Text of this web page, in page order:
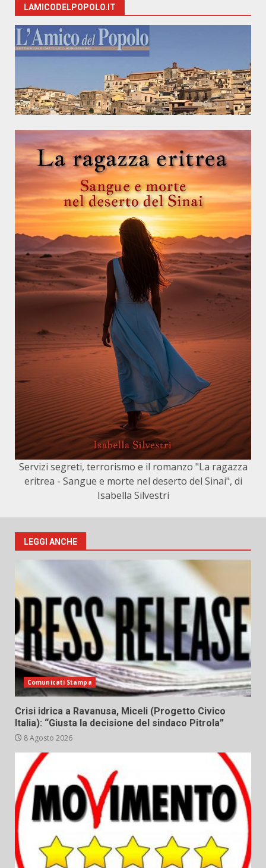
LAMICODELPOPOLO.IT
Servizi segreti, terrorismo e il romanzo "La ragazza
eritrea - Sangue e morte nel deserto del Sinai", di
Isabella Silvestri
LEGGI ANCHE
Comunicati Stampa
Crisi idrica a Ravanusa, Miceli (Progetto Civico
Italia): “Giusta la decisione del sindaco Pitrola”
8 Agosto 2026